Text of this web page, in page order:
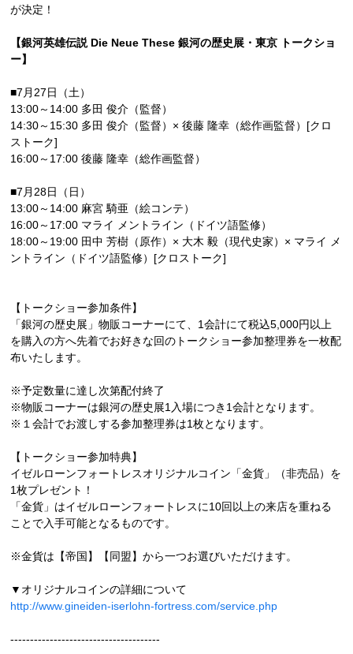
が決定！
【銀河英雄伝説 Die Neue These 銀河の歴史展・東京 トークショ
ー】
■7月27日（土）
13:00～14:00 多田 俊介（監督）
14:30～15:30 多田 俊介（監督）× 後藤 隆幸（総作画監督）[クロ
ストーク]
16:00～17:00 後藤 隆幸（総作画監督）
■7月28日（日）
13:00～14:00 麻宮 騎亜（絵コンテ）
16:00～17:00 マライ メントライン（ドイツ語監修）
18:00～19:00 田中 芳樹（原作）× 大木 毅（現代史家）× マライ メ
ントライン（ドイツ語監修）[クロストーク]
【トークショー参加条件】
「銀河の歴史展」物販コーナーにて、1会計にて税込5,000円以上
を購入の方へ先着でお好きな回のトークショー参加整理券を一枚配
布いたします。
※予定数量に達し次第配付終了
※物販コーナーは銀河の歴史展1入場につき1会計となります。
※１会計でお渡しする参加整理券は1枚となります。
【トークショー参加特典】
イゼルローンフォートレスオリジナルコイン「金貨」（非売品）を
1枚プレゼント！
「金貨」はイゼルローンフォートレスに10回以上の来店を重ねる
ことで入手可能となるものです。
※金貨は【帝国】【同盟】から一つお選びいただけます。
▼オリジナルコインの詳細について
http://www.gineiden-iserlohn-fortress.com/service.php
--------------------------------------